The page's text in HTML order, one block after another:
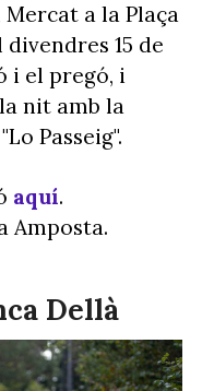
Mercat a la Plaça
15 de
i el pregó, i
nit amb la
Passeig".
aquí.
Amposta.
Dellà